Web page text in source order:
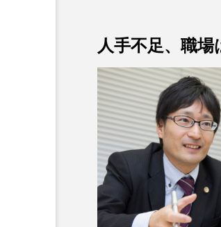
人手不足、職